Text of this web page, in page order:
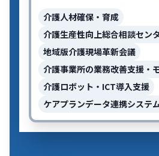
介護人材確保・育成
介護生産性向上総合相談セン
地域版介護現場革新会議
介護事業所の業務改善支援・
介護ロボット・ICT導入支援
ケアプランデータ連携システ